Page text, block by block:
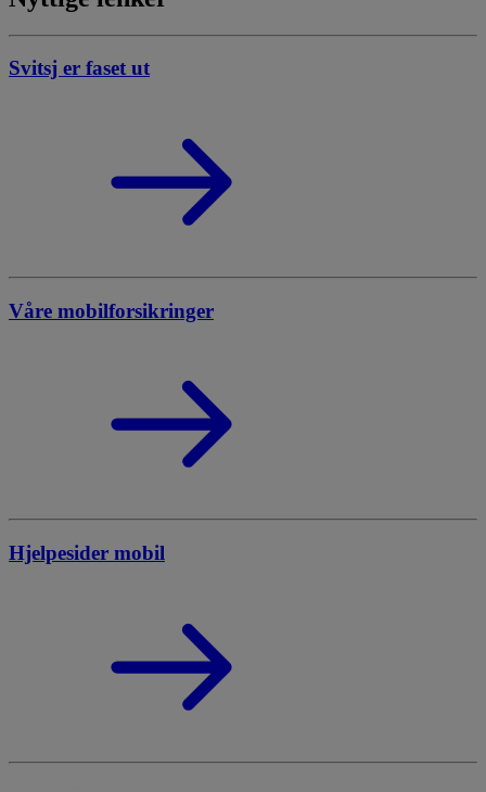
Svitsj er faset ut
Våre mobilforsikringer
Hjelpesider mobil